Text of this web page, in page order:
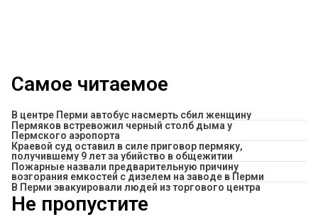
Самое читаемое
В центре Перми автобус насмерть сбил женщину
Пермяков встревожил черный столб дыма у
Пермского аэропорта
Краевой суд оставил в силе приговор пермяку,
получившему 9 лет за убийство в общежитии
Пожарные назвали предварительную причину
возгорания емкостей с дизелем на заводе в Перми
В Перми эвакуировали людей из торгового центра
Не пропустите